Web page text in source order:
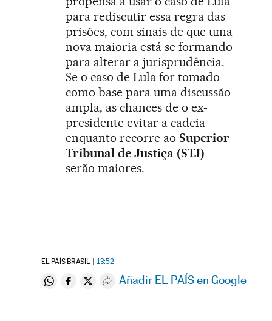
para rediscutir essa regra das
prisões, com sinais de que uma
nova maioria está se formando
para alterar a jurisprudência.
Se o caso de Lula for tomado
como base para uma discussão
ampla, as chances de o ex-
presidente evitar a cadeia
enquanto recorre ao Superior
Tribunal de Justiça (STJ)
serão maiores.
EL PAÍS BRASIL 13:52
Compartir en Whatsapp
Compartir en Facebook
Compartir en Twitter
Desplegar Redes Sociales
Añadir EL PAÍS en Google